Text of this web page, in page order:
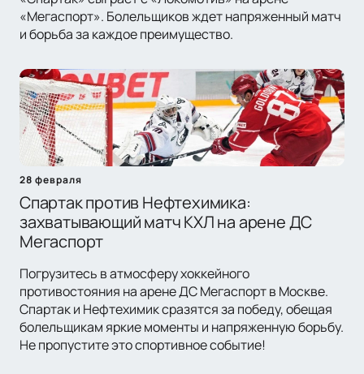
«Мегаспорт». Болельщиков ждет напряженный матч
и борьба за каждое преимущество.
28 февраля
Спартак против Нефтехимика:
захватывающий матч КХЛ на арене ДС
Мегаспорт
Погрузитесь в атмосферу хоккейного
противостояния на арене ДС Мегаспорт в Москве.
Спартак и Нефтехимик сразятся за победу, обещая
болельщикам яркие моменты и напряженную борьбу.
Не пропустите это спортивное событие!